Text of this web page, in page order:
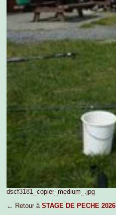
dscf3181_copier_medium_.jpg
← Retour à STAGE DE PECHE 2026